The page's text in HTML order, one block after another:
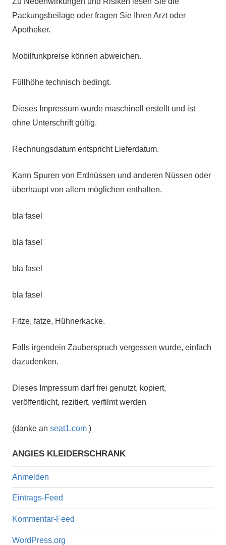
Packungsbeilage oder fragen Sie Ihren Arzt oder
Apotheker.
Mobilfunkpreise können abweichen.
Füllhöhe technisch bedingt.
Dieses Impressum wurde maschinell erstellt und ist
ohne Unterschrift gültig.
Rechnungsdatum entspricht Lieferdatum.
Kann Spuren von Erdnüssen und anderen Nüssen oder
überhaupt von allem möglichen enthalten.
bla fasel
bla fasel
bla fasel
bla fasel
Fitze, fatze, Hühnerkacke.
Falls irgendein Zauberspruch vergessen wurde, einfach
dazudenken.
Dieses Impressum darf frei genutzt, kopiert,
veröffentlicht, rezitiert, verfilmt werden
(danke an seat1.com )
ANGIES KLEIDERSCHRANK
Anmelden
Eintrags-Feed
Kommentar-Feed
WordPress.org